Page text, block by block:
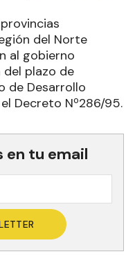
del Norte
al gobierno
del plazo de
de Desarrollo
Decreto Nº286/95.
en tu email